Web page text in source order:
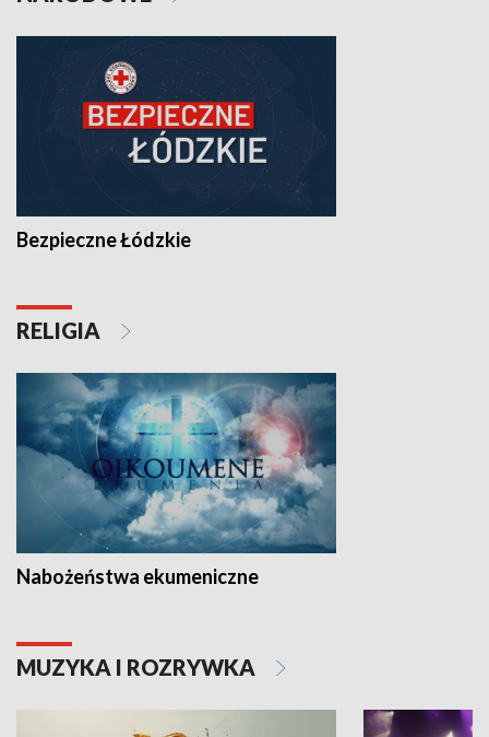
Bezpieczne Łódzkie
RELIGIA
Nabożeństwa ekumeniczne
MUZYKA I ROZRYWKA